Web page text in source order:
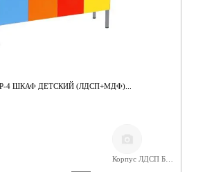
РК ШМКР-4 ШКАФ ДЕТСКИЙ (ЛДСП+МДФ)...
Корпус ЛДСП Бук,Фасады МДФ